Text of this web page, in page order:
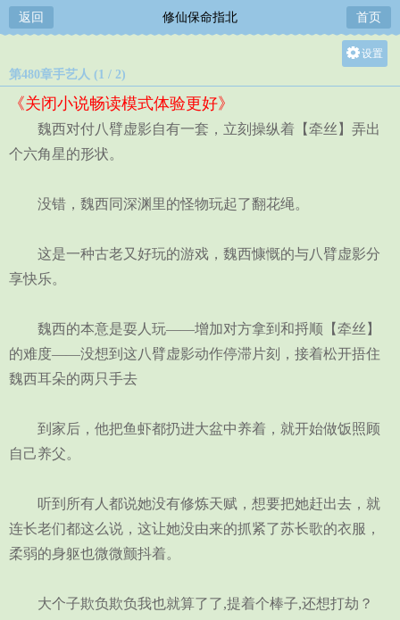
返回 修仙保命指北 首页
设置
中
第480章手艺人 (1 / 2)
《关闭小说畅读模式体验更好》
魏西对付八臂虚影自有一套，立刻操纵着【牵丝】弄出
个六角星的形状。
没错，魏西同深渊里的怪物玩起了翻花绳。
这是一种古老又好玩的游戏，魏西慷慨的与八臂虚影分
享快乐。
魏西的本意是耍人玩——增加对方拿到和捋顺【牵丝】
的难度——没想到这八臂虚影动作停滞片刻，接着松开捂住
魏西耳朵的两只手去
到家后，他把鱼虾都扔进大盆中养着，就开始做饭照顾
自己养父。
听到所有人都说她没有修炼天赋，想要把她赶出去，就
连长老们都这么说，这让她没由来的抓紧了苏长歌的衣服，
柔弱的身躯也微微颤抖着。
大个子欺负欺负我也就算了了,提着个棒子,还想打劫？